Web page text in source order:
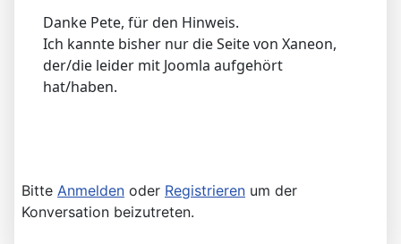
Danke Pete, für den Hinweis.
Ich kannte bisher nur die Seite von Xaneon,
der/die leider mit Joomla aufgehört
hat/haben.
Bitte Anmelden oder Registrieren um der
Konversation beizutreten.